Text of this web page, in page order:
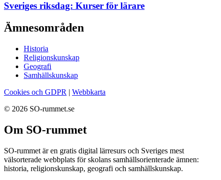
Sveriges riksdag: Kurser för lärare
Ämnesområden
Historia
Religionskunskap
Geografi
Samhällskunskap
Cookies och GDPR | Webbkarta
© 2026 SO-rummet.se
Om SO-rummet
SO-rummet är en gratis digital lärresurs och Sveriges mest
välsorterade webbplats för skolans samhällsorienterade ämnen:
historia, religionskunskap, geografi och samhällskunskap.